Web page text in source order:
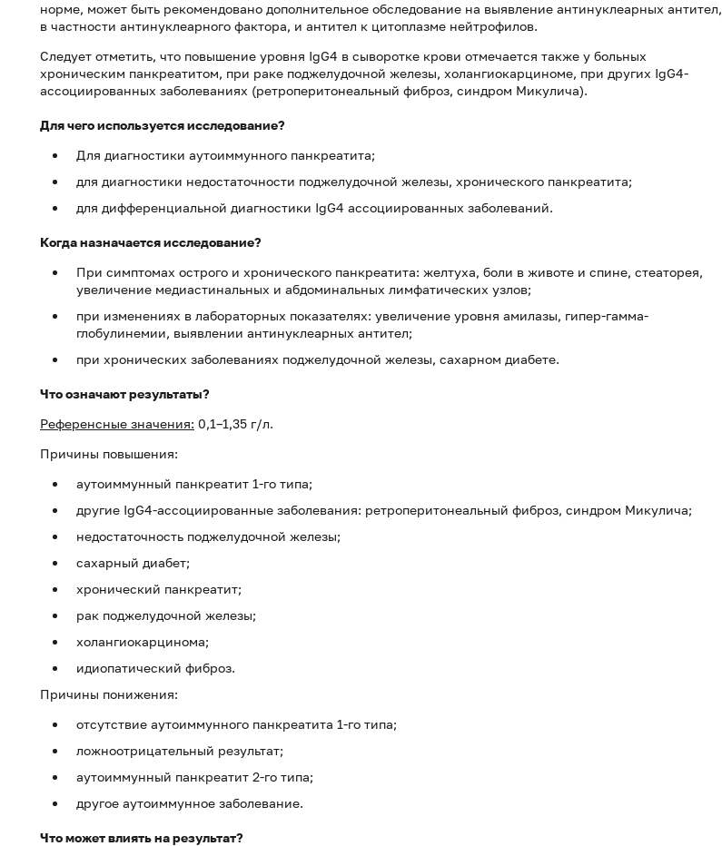
норме, может быть рекомендовано дополнительное обследование на выявление антинуклеарных антител,
в частности антинуклеарного фактора, и антител к цитоплазме нейтрофилов.
Следует отметить, что повышение уровня IgG4 в сыворотке крови отмечается также у больных
хроническим панкреатитом, при раке поджелудочной железы, холангиокарциноме, при других IgG4-
ассоциированных заболеваниях (ретроперитонеальный фиброз, синдром Микулича).
Для чего используется исследование?
Для диагностики аутоиммунного панкреатита;
для диагностики недостаточности поджелудочной железы, хронического панкреатита;
для дифференциальной диагностики IgG4 ассоциированных заболеваний.
Когда назначается исследование?
При симптомах острого и хронического панкреатита: желтуха, боли в животе и спине, стеаторея,
увеличение медиастинальных и абдоминальных лимфатических узлов;
при изменениях в лабораторных показателях: увеличение уровня амилазы, гипер-гамма-
глобулинемии, выявлении антинуклеарных антител;
при хронических заболеваниях поджелудочной железы, сахарном диабете.
Что означают результаты?
Референсные значения: 0,1–1,35 г/л.
Причины повышения:
аутоиммунный панкреатит 1-го типа;
другие IgG4-ассоциированные заболевания: ретроперитонеальный фиброз, синдром Микулича;
недостаточность поджелудочной железы;
сахарный диабет;
хронический панкреатит;
рак поджелудочной железы;
холангиокарцинома;
идиопатический фиброз.
Причины понижения:
отсутствие аутоиммунного панкреатита 1-го типа;
ложноотрицательный результат;
аутоиммунный панкреатит 2-го типа;
другое аутоиммунное заболевание.
Что может влиять на результат?